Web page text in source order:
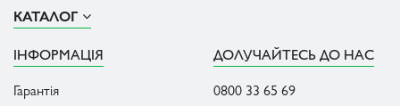
КАТАЛОГ
ІНФОРМАЦІЯ
Гарантія
ДОЛУЧАЙТЕСЬ ДО НАС
0800 33 65 69